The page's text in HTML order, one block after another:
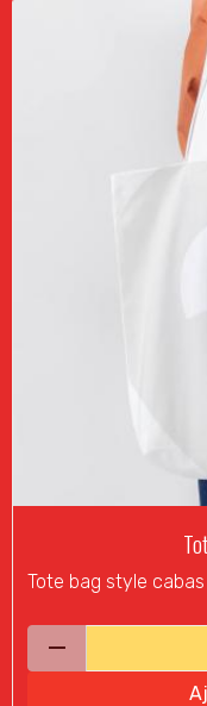
Tote bag style